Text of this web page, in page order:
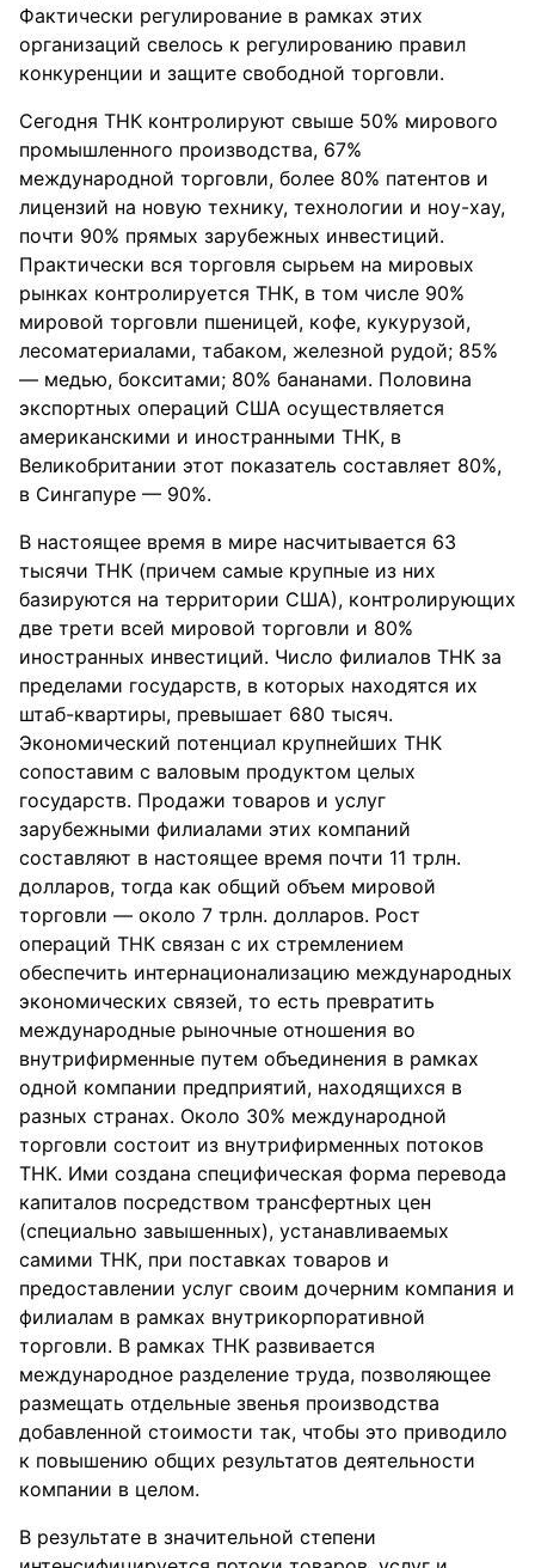
Фактически регулирование в рамках этих
организаций свелось к регулированию правил
конкуренции и защите свободной торговли.
Сегодня ТНК контролируют свыше 50% мирового
промышленного производства, 67%
международной торговли, более 80% патентов и
лицензий на новую технику, технологии и ноу-хау,
почти 90% прямых зарубежных инвестиций.
Практически вся торговля сырьем на мировых
рынках контролируется ТНК, в том числе 90%
мировой торговли пшеницей, кофе, кукурузой,
лесоматериалами, табаком, железной рудой; 85%
— медью, бокситами; 80% бананами. Половина
экспортных операций США осуществляется
американскими и иностранными ТНК, в
Великобритании этот показатель составляет 80%,
в Сингапуре — 90%.
В настоящее время в мире насчитывается 63
тысячи ТНК (причем самые крупные из них
базируются на территории США), контролирующих
две трети всей мировой торговли и 80%
иностранных инвестиций. Число филиалов ТНК за
пределами государств, в которых находятся их
штаб-квартиры, превышает 680 тысяч.
Экономический потенциал крупнейших ТНК
сопоставим с валовым продуктом целых
государств. Продажи товаров и услуг
зарубежными филиалами этих компаний
составляют в настоящее время почти 11 трлн.
долларов, тогда как общий объем мировой
торговли — около 7 трлн. долларов. Рост
операций ТНК связан с их стремлением
обеспечить интернационализацию международных
экономических связей, то есть превратить
международные рыночные отношения во
внутрифирменные путем объединения в рамках
одной компании предприятий, находящихся в
разных странах. Около 30% международной
торговли состоит из внутрифирменных потоков
ТНК. Ими создана специфическая форма перевода
капиталов посредством трансфертных цен
(специально завышенных), устанавливаемых
самими ТНК, при поставках товаров и
предоставлении услуг своим дочерним компания и
филиалам в рамках внутрикорпоративной
торговли. В рамках ТНК развивается
международное разделение труда, позволяющее
размещать отдельные звенья производства
добавленной стоимости так, чтобы это приводило
к повышению общих результатов деятельности
компании в целом.
В результате в значительной степени